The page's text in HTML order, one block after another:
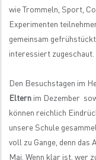
wie Trommeln, Sport,
Experimenten
gemeinsam gefrühstückt
interessiert zugeschaut.
Den Besuchstagen im
Eltern im Dezember
können reichlich
unsere Schule
voll zu Gange, denn das
Mai. Wenn klar ist, wer